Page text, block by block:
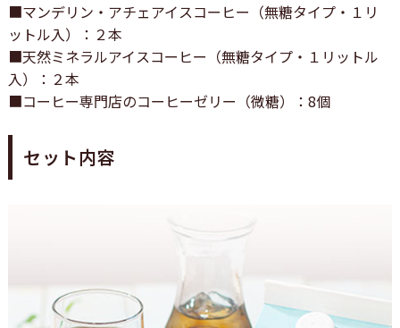
■マンデリン・アチェアイスコーヒー（無糖タイプ・１リ
ットル入）：２本
■天然ミネラルアイスコーヒー（無糖タイプ・１リットル
入）：２本
■コーヒー専門店のコーヒーゼリー（微糖）：8個
セット内容